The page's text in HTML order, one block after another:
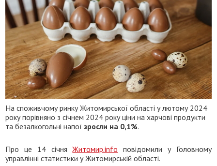
На споживчому ринку Житомирської області у лютому 2024
року порівняно з січнем 2024 року ціни на харчові продукти
та безалкогольні напоїзросли на 0,1%.
Про це 14 січняЖитомир.info повідомили у Головному
управлінні статистики у Житомирській області.